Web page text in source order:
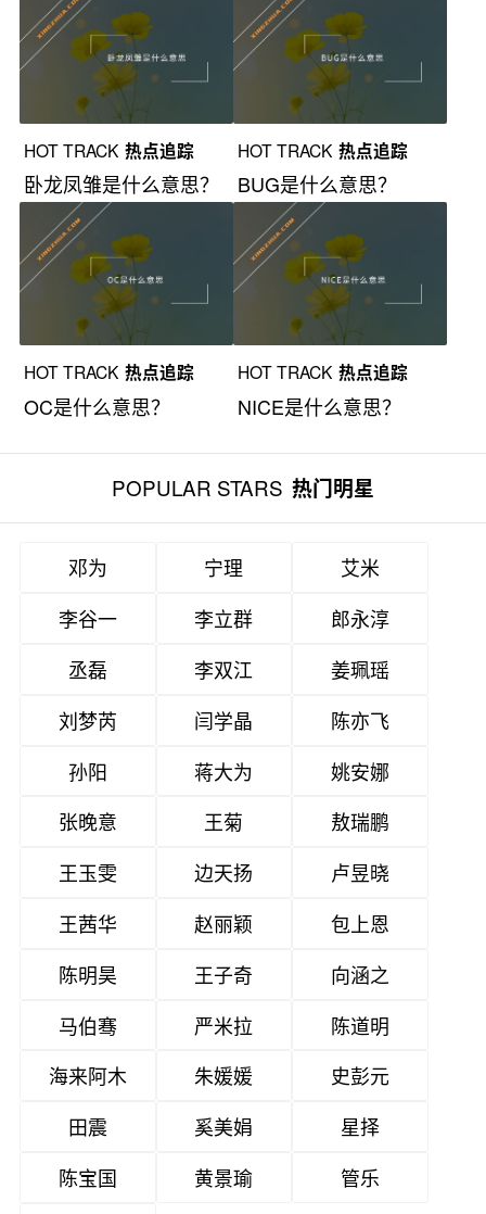
HOT TRACK 热点追踪
卧龙凤雏是什么意思？
HOT TRACK 热点追踪
BUG是什么意思？
HOT TRACK 热点追踪
OC是什么意思？
HOT TRACK 热点追踪
NICE是什么意思？
POPULAR STARS 热门明星
邓为 宁理
艾米
李谷一
李立群
郎永淳
丞磊
李双江
姜珮瑶
刘梦芮
闫学晶
陈亦飞
孙阳
蒋大为
姚安娜
张晚意
王菊
敖瑞鹏
王玉雯
边天扬
卢昱晓
王茜华
赵丽颖
包上恩
陈明昊
王子奇
向涵之
马伯骞
严米拉
陈道明
海来阿木
朱媛媛
史彭元
田震
奚美娟
星择
陈宝国
黄景瑜
管乐